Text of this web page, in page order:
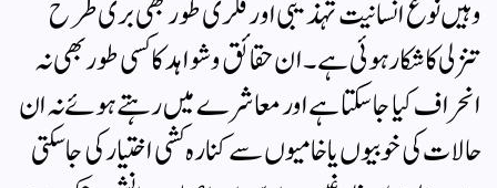
وہیں نوع انسانیت تہذیبی اور فکری طور بھی بری طرح
تنزلی کا شکار ہوئی ہے۔ ان حقائق وشواہد کا کسی طور بھی نہ
انحراف کیا جاسکتا ہے اور معاشرے میں رہتے ہوئے نہ ان
حالات کی خوبیوں یا خامیوں سے کنارہ کشی اختیار کی جاسکتی